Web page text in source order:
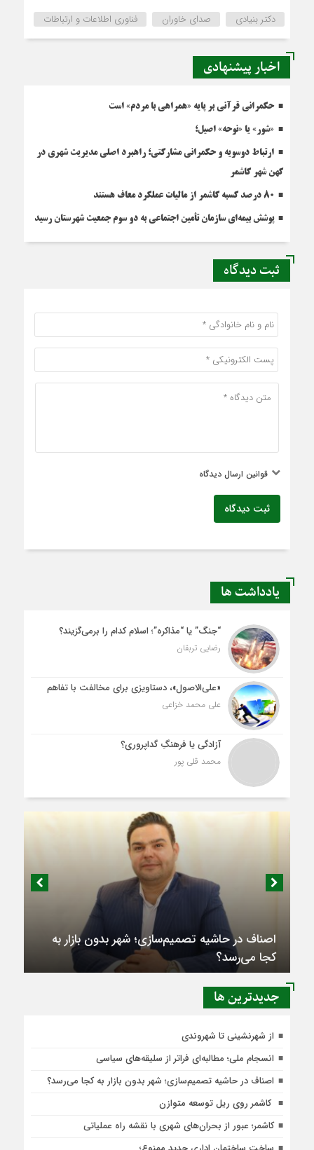
دکتر بنیادی صدای خاوران فناوری اطلاعات و ارتباطات
اخبار پیشنهادی
حکمرانی قرآنی بر پایه «همراهی با مردم» است
«شور» یا «نوحه» اصیل؛
ارتباط دوسویه و حکمرانی مشارکتی؛ راهبرد اصلی مدیریت شهری در
کهن شهر کاشمر
۸۰ درصد کسبه کاشمر از مالیات عملکرد معاف هستند
پوشش بیمه‌ای سازمان تأمین اجتماعی به دو سوم جمعیت شهرستان رسید
ثبت دیدگاه
قوانین ارسال دیدگاه
ثبت دیدگاه
یادداشت ها
“جنگ” یا “مذاکره”؛ اسلام کدام را برمی‌گزیند؟
رضایی تربقان
«علی‌الاصول»، دستاویزی برای مخالفت با تفاهم
علی محمد خزاعی
آزادگی یا فرهنگِ گداپروری؟
محمد قلی پور
اصناف در حاشیه تصمیم‌سازی؛ شهر بدون بازار به
کجا می‌رسد؟
جديدترين ها
از شهرنشینی تا شهروندی
انسجام ملی؛ مطالبه‌ای فراتر از سلیقه‌های سیاسی
اصناف در حاشیه تصمیم‌سازی؛ شهر بدون بازار به کجا می‌رسد؟
کاشمر روی ریل توسعه متوازن
کاشمر؛ عبور از بحران‌های شهری با نقشه راه عملیاتی